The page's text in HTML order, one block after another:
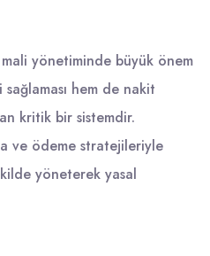
yönetiminde büyük önem
hem de nakit
kritik bir sistemdir.
ve ödeme stratejileriyle
yöneterek yasal